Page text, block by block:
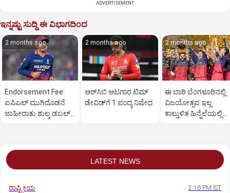
ADVERTISEMENT
ಇನ್ನಷ್ಟು ಸುದ್ದಿ ಈ ವಿಭಾಗದಿಂದ
2 months ago
Endorsement Fee:
ಐಪಿಎಲ್‌ ಮುಗಿದೊಡನೆ
ಜಾಹೀರಾತು ಶುಲ್ಕ ಡಬಲ್‌
2 months ago
ಆರ್‌ಸಿಬಿ ಆಟಗಾರ ಟಿಮ್‌
ಡೇವಿಡ್‌ಗೆ 1 ಪಂದ್ಯ ನಿಷೇಧ
2 months ago
ಈ ಬಾರಿ ಬೆಂಗಳೂರಿನಲ್ಲಿ
ವಿಜಯೋತ್ಸವ ಇಲ್ಲ:
ಕಾಲ್ತುಳಿತ ಹಿನ್ನೆಲೆಯಲ್ಲಿ
LATEST NEWS
ರಾಷ್ಟ್ರೀಯ 2:16 PM IST